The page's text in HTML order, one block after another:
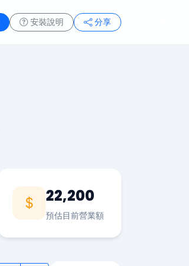
安裝說明 分享
22,200
預估目前營業額